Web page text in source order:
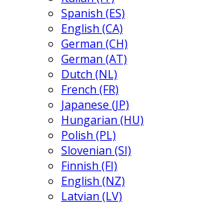
Spanish (ES)
English (CA)
German (CH)
German (AT)
Dutch (NL)
French (FR)
Japanese (JP)
Hungarian (HU)
Polish (PL)
Slovenian (SI)
Finnish (FI)
English (NZ)
Latvian (LV)